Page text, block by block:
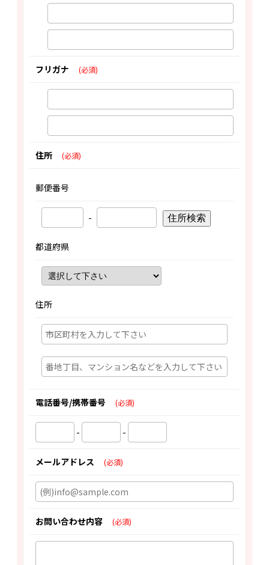
フリガナ (必須)
住所 (必須)
郵便番号
- 住所検索
都道府県
住所
電話番号/携帯番号 (必須)
- -
メールアドレス (必須)
お問い合わせ内容 (必須)